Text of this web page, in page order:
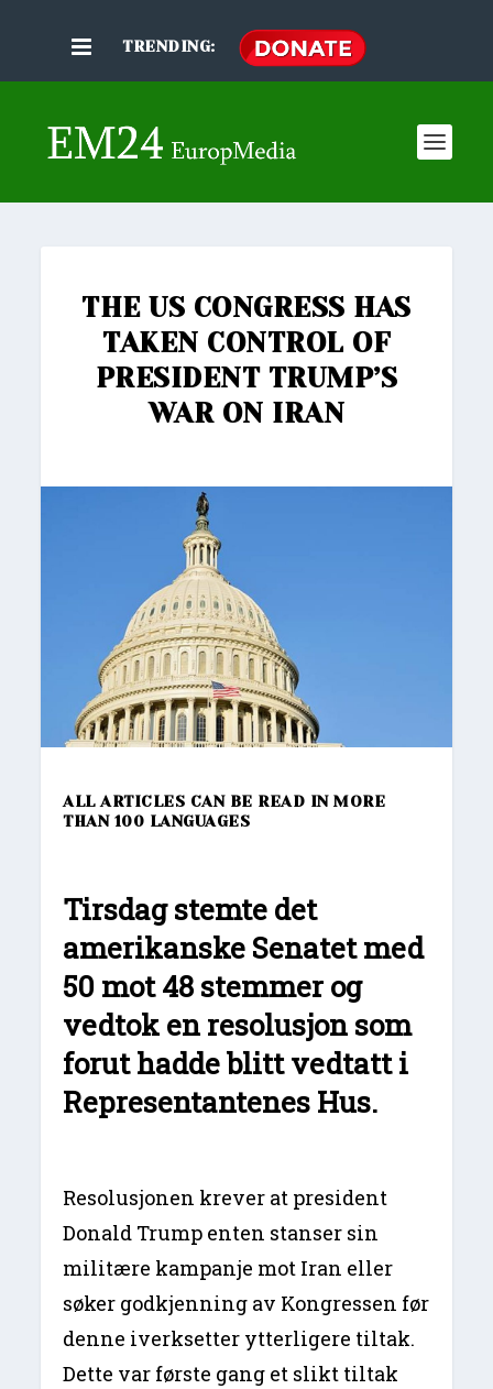
TRENDING:
THE US CONGRESS HAS
TAKEN CONTROL OF
PRESIDENT TRUMP’S
WAR ON IRAN
ALL ARTICLES CAN BE READ IN MORE
THAN 100 LANGUAGES
Tirsdag stemte det
amerikanske Senatet med
50 mot 48 stemmer og
vedtok en resolusjon som
forut hadde blitt vedtatt i
Representantenes Hus.
Resolusjonen krever at president
Donald Trump enten stanser sin
militære kampanje mot Iran eller
søker godkjenning av Kongressen før
denne iverksetter ytterligere tiltak.
Dette var første gang et slikt tiltak